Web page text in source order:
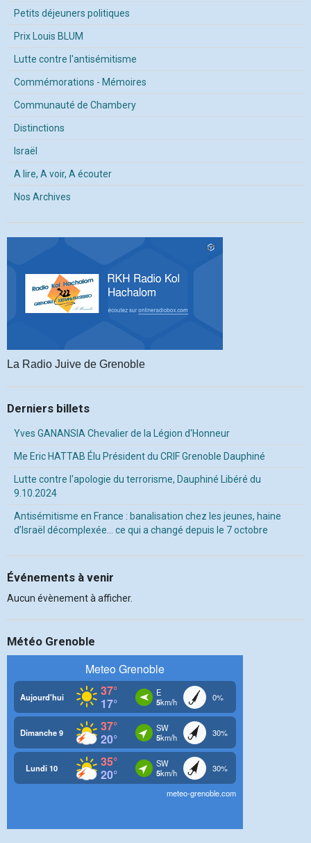
Petits déjeuners politiques
Prix Louis BLUM
Lutte contre l'antisémitisme
Commémorations - Mémoires
Communauté de Chambery
Distinctions
Israël
A lire, A voir, A écouter
Nos Archives
La Radio Juive de Grenoble
Derniers billets
Yves GANANSIA Chevalier de la Légion d'Honneur
Me Eric HATTAB Élu Président du CRIF Grenoble Dauphiné
Lutte contre l'apologie du terrorisme, Dauphiné Libéré du
9.10.2024
Antisémitisme en France : banalisation chez les jeunes, haine
d’Israël décomplexée… ce qui a changé depuis le 7 octobre
Événements à venir
Aucun évènement à afficher.
Météo Grenoble